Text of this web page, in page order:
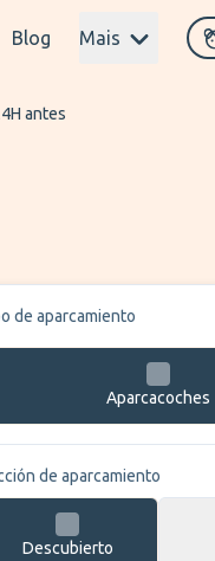
Blog Mais
antes
de aparcamiento
Aparcacoches
de aparcamiento
Descubierto